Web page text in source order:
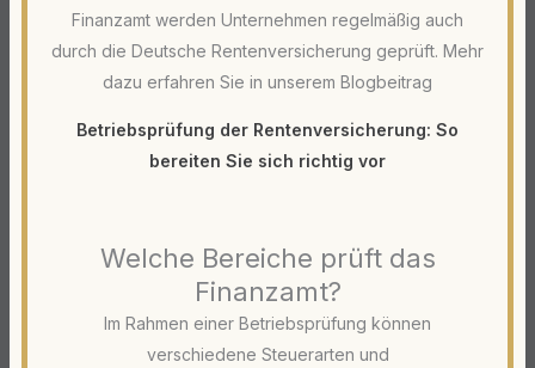
Finanzamt werden Unternehmen regelmäßig auch
durch die Deutsche Rentenversicherung geprüft. Mehr
dazu erfahren Sie in unserem Blogbeitrag
Betriebsprüfung der Rentenversicherung: So
bereiten Sie sich richtig vor
Welche Bereiche prüft das
Finanzamt?
Im Rahmen einer Betriebsprüfung können
verschiedene Steuerarten und